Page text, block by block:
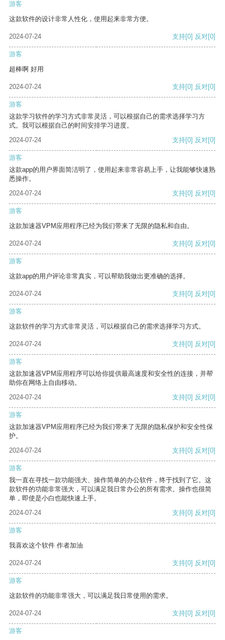
游客
这款软件的设计非常人性化，使用起来非常方便。
2024-07-24 支持[0] 反对[0]
游客
超棒啊 好用
2024-07-24 支持[0] 反对[0]
游客
这款学习软件的学习方式非常灵活，可以根据自己的需求选择学习方
式。我可以根据自己的时间安排学习进度。
2024-07-24
支持[0] 反对[0]
游客
这款app的用户界面简洁明了，使用起来非常容易上手，让我能够快速熟
悉操作。
2024-07-24
支持[0] 反对[0]
游客
这款加速器VPM应用程序已经为我们带来了无限的隐私和自由。
2024-07-24 支持[0] 反对[0]
游客
这款app的用户评论非常真实，可以帮助我做出更准确的选择。
2024-07-24 支持[0] 反对[0]
游客
这款软件的学习方式非常灵活，可以根据自己的需求选择学习方式。
2024-07-24 支持[0] 反对[0]
游客
这款加速器VPM应用程序可以给你提供最高速度和安全性的连接，并帮
助你在网络上自由移动。
2024-07-24
支持[0] 反对[0]
游客
这款加速器VPM应用程序已经为我们带来了无限的隐私保护和安全性保
护。
2024-07-24
支持[0] 反对[0]
游客
我一直在寻找一款功能强大、操作简单的办公软件，终于找到了它。这
款软件的功能非常强大，可以满足我日常办公的所有需求。操作也很简
单，即使是小白也能快速上手。
2024-07-24
支持[0] 反对[0]
游客
我喜欢这个软件 作者加油
2024-07-24 支持[0] 反对[0]
游客
这款软件的功能非常强大，可以满足我日常使用的需求。
2024-07-24 支持[0] 反对[0]
游客